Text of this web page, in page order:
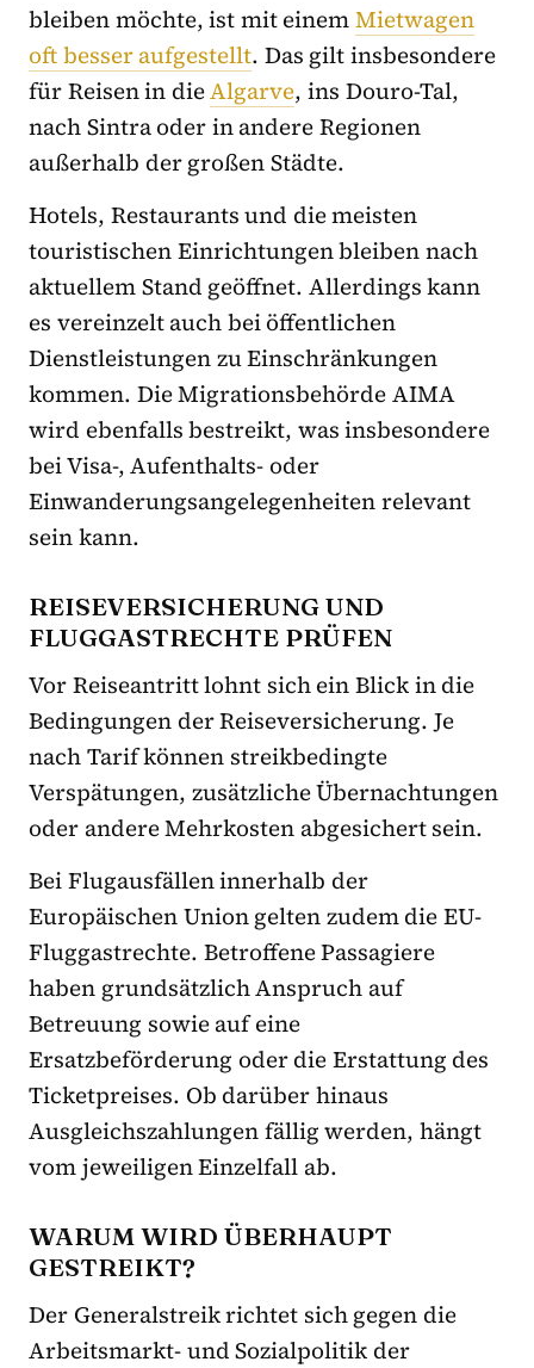
bleiben möchte, ist mit einemMietwagen
oft besser aufgestellt. Das gilt insbesondere
für Reisen in dieAlgarve, ins Douro-Tal,
nach Sintra oder in andere Regionen
außerhalb der großen Städte.
Hotels, Restaurants und die meisten
touristischen Einrichtungen bleiben nach
aktuellem Stand geöffnet. Allerdings kann
es vereinzelt auch bei öffentlichen
Dienstleistungen zu Einschränkungen
kommen. Die Migrationsbehörde AIMA
wird ebenfalls bestreikt, was insbesondere
bei Visa-, Aufenthalts- oder
Einwanderungsangelegenheiten relevant
sein kann.
REISEVERSICHERUNG UND
FLUGGASTRECHTE PRÜFEN
Vor Reiseantritt lohnt sich ein Blick in die
Bedingungen der Reiseversicherung. Je
nach Tarif können streikbedingte
Verspätungen, zusätzliche Übernachtungen
oder andere Mehrkosten abgesichert sein.
Bei Flugausfällen innerhalb der
Europäischen Union gelten zudem die EU-
Fluggastrechte. Betroffene Passagiere
haben grundsätzlich Anspruch auf
Betreuung sowie auf eine
Ersatzbeförderung oder die Erstattung des
Ticketpreises. Ob darüber hinaus
Ausgleichszahlungen fällig werden, hängt
vom jeweiligen Einzelfall ab.
WARUM WIRD ÜBERHAUPT
GESTREIKT?
Der Generalstreik richtet sich gegen die
Arbeitsmarkt- und Sozialpolitik der